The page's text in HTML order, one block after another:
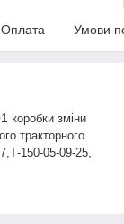
Оплата Умови
коробки зміни
тракторного
150-05-09-25